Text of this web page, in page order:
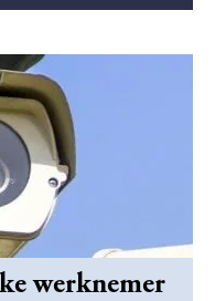
werknemer